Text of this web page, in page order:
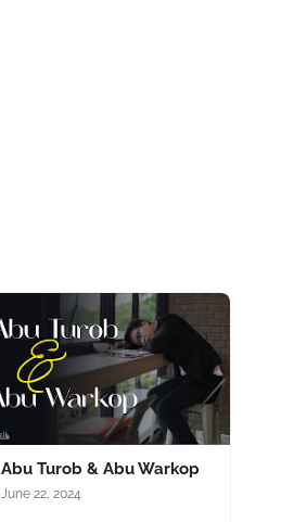
Abu Turob & Abu Warkop
June 22, 2024